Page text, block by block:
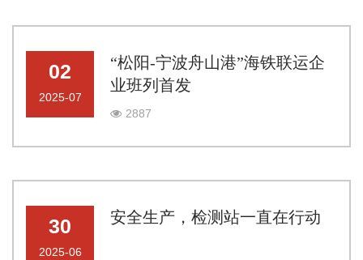
“松阳-宁波舟山港”海铁联运企
业班列首发
2887
02
2025-07
安全生产，检测站一直在行动
30
2025-06